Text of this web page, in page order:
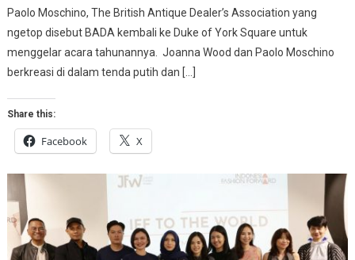
Paolo Moschino, The British Antique Dealer’s Association yang
ngetop disebut BADA kembali ke Duke of York Square untuk
menggelar acara tahunannya. Joanna Wood dan Paolo Moschino
berkreasi di dalam tenda putih dan […]
Share this:
Facebook X